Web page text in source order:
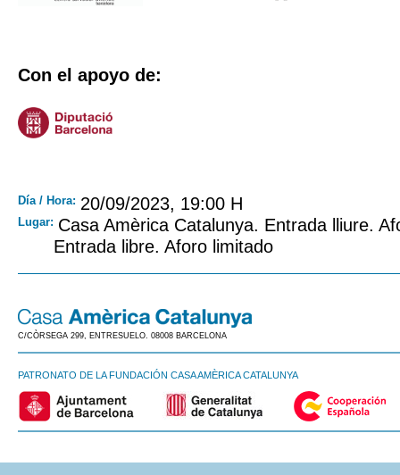
Con el apoyo de:
Día / Hora: 20/09/2023, 19:00 H
Lugar: Casa Amèrica Catalunya. Entrada lliure.
Entrada libre. Aforo limitado
C/CÒRSEGA 299, ENTRESUELO. 08008 BARCELONA
PATRONATO DE LA FUNDACIÓN CASA AMÈRICA CATALUNYA